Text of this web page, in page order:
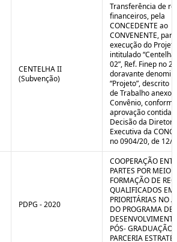
CENTELHA II
(Subvenção)
Transferência de
financeiros, pela
CONCEDENTE ao
CONVENENTE,
execução do Projeto
intitulado
02”, Ref. Finep no
doravante
“Projeto”, descrito
de Trabalho anexo
Convênio, conforme
aprovação contida
Decisão da
Executiva da
no 0904/20, de 12/
PDPG - 2020
COOPERAÇÃO
PARTES POR MEIO
FORMAÇÃO DE
QUALIFICADOS EM
PRIORITÁRIAS NO
DO PROGRAMA DE
PÓS- GRADUAÇÃO
PARCERIA